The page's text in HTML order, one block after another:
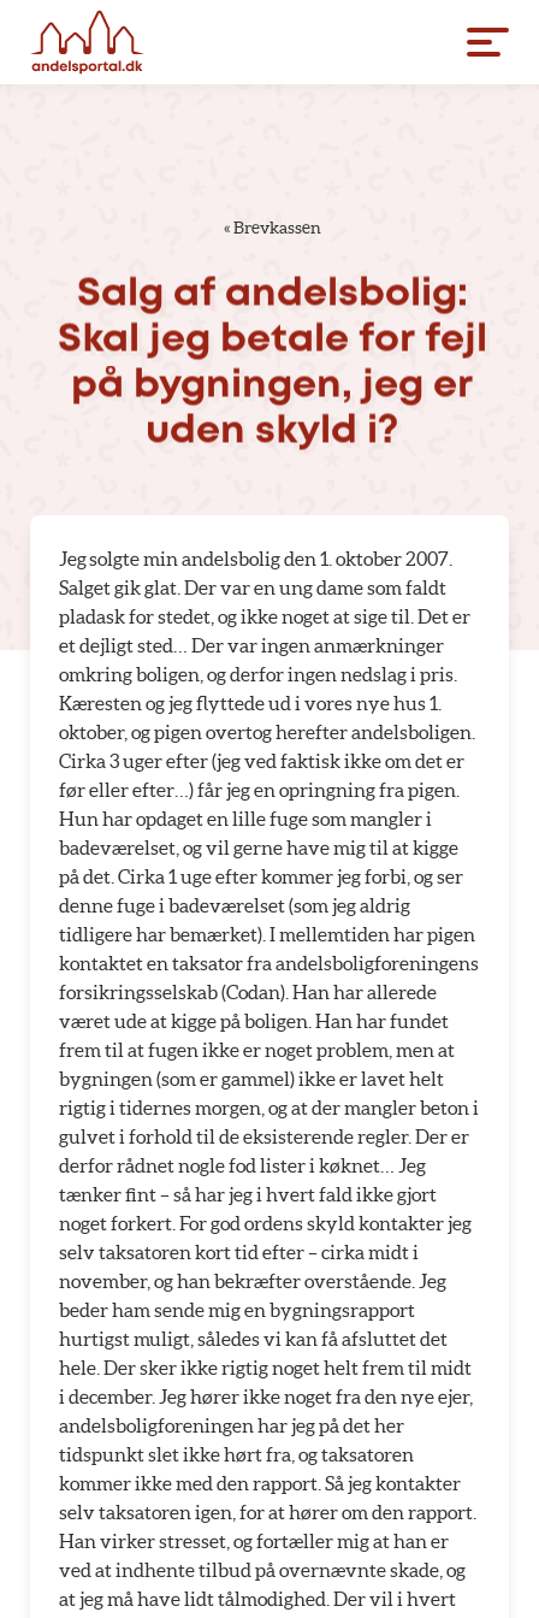
«Brevkassen
Salg af andelsbolig:
Skal jeg betale for fejl
på bygningen, jeg er
uden skyld i?
Jeg solgte min andelsbolig den 1. oktober 2007.
Salget gik glat. Der var en ung dame som faldt
pladask for stedet, og ikke noget at sige til. Det er
et dejligt sted… Der var ingen anmærkninger
omkring boligen, og derfor ingen nedslag i pris.
Kæresten og jeg flyttede ud i vores nye hus 1.
oktober, og pigen overtog herefter andelsboligen.
Cirka 3 uger efter (jeg ved faktisk ikke om det er
før eller efter…) får jeg en opringning fra pigen.
Hun har opdaget en lille fuge som mangler i
badeværelset, og vil gerne have mig til at kigge
på det. Cirka 1 uge efter kommer jeg forbi, og ser
denne fuge i badeværelset (som jeg aldrig
tidligere har bemærket). I mellemtiden har pigen
kontaktet en taksator fra andelsboligforeningens
forsikringsselskab (Codan). Han har allerede
været ude at kigge på boligen. Han har fundet
frem til at fugen ikke er noget problem, men at
bygningen (som er gammel) ikke er lavet helt
rigtig i tidernes morgen, og at der mangler beton i
gulvet i forhold til de eksisterende regler. Der er
derfor rådnet nogle fod lister i køknet… Jeg
tænker fint – så har jeg i hvert fald ikke gjort
noget forkert. For god ordens skyld kontakter jeg
selv taksatoren kort tid efter – cirka midt i
november, og han bekræfter overstående. Jeg
beder ham sende mig en bygningsrapport
hurtigst muligt, således vi kan få afsluttet det
hele. Der sker ikke rigtig noget helt frem til midt
i december. Jeg hører ikke noget fra den nye ejer,
andelsboligforeningen har jeg på det her
tidspunkt slet ikke hørt fra, og taksatoren
kommer ikke med den rapport. Så jeg kontakter
selv taksatoren igen, for at hører om den rapport.
Han virker stresset, og fortæller mig at han er
ved at indhente tilbud på overnævnte skade, og
at jeg må have lidt tålmodighed. Der vil i hvert